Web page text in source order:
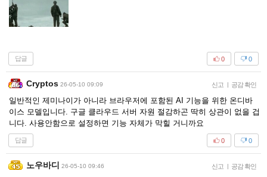
답글 0
0
Cryptos 26-05-10 09:09 신고 | 공감 확인
일반적인 제미나이가 아니라 브라우저에 포함된 AI 기능을 위한 온디바
이스 모델입니다. 구글 클라우드 서버 자원 절감하곤 딱히 상관이 없을 겁
니다. 사용안함으로 설정하면 기능 자체가 막힐 거니까요
답글 0
0
노우바디 26-05-10 09:46 신고 | 공감 확인